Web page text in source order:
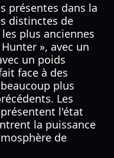
présentes dans la
distinctes de
plus anciennes
», avec un
un poids
face à des
plus
Les
l'état
la puissance
de